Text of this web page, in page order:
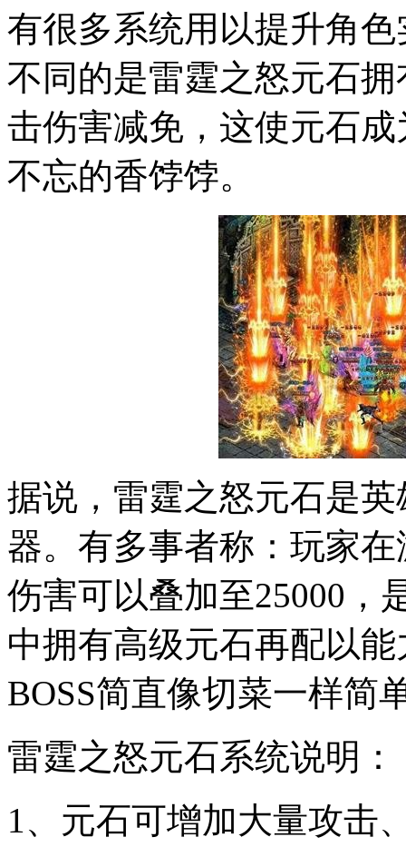
有很多系统用以提升角
不同的是雷霆之怒元石
击伤害减免，这使元石
不忘的香饽饽。
据说，雷霆之怒元石是
器。有多事者称：玩家
伤害可以叠加至25000，
中拥有高级元石再配以
BOSS简直像切菜一样简
雷霆之怒元石系统说明：
1、元石可增加大量攻击